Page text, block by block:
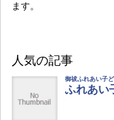
ます。
人気の記事